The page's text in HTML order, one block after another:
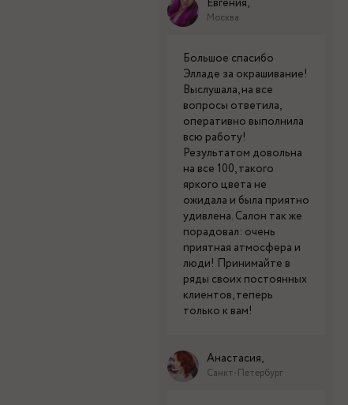
Евгения,
Москва
Большое спасибо
Элладе за окрашивание!
Выслушала, на все
вопросы ответила,
оперативно выполнила
всю работу!
Результатом довольна
на все 100, такого
яркого цвета не
ожидала и была приятно
удивлена. Салон так же
порадовал: очень
приятная атмосфера и
люди! Принимайте в
ряды своих постоянных
клиентов, теперь
только к вам!
Анастасия,
Санкт-Петербург